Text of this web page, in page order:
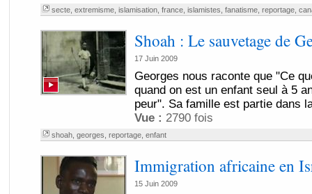
secte, extremisme, islamisation, france, islamistes fanatisme, reportage,
Shoah : Le sauvetage de
17 Juin 2009
Georges nous raconte que "Ce
quand on est un enfant seul à 5
peur". Sa famille est partie dans
Vue : 2790 fois
shoah, georges reportage, enfant
Immigration africaine en
15 Juin 2009